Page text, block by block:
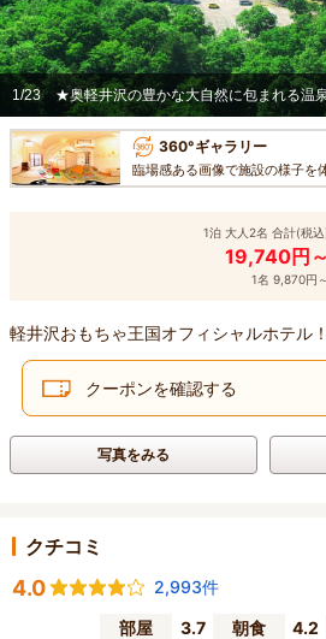
1/23 ★奥軽井沢の豊かな大自然に包まれる温
360°ギャラリー
臨場感ある画像で施設の様子を
1泊 大人2名 合計(税
19,740円～
1名 9,870円～
軽井沢おもちゃ王国オフィシャルホテル
クーポンを確認する
写真をみる
クチコミ
4.0
2,993件
部屋
3.7 朝食 4.2